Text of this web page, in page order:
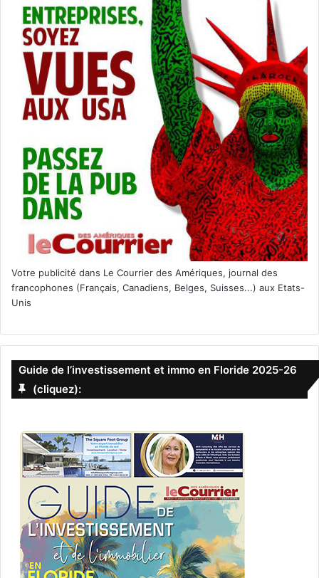
Votre publicité dans Le Courrier des Amériques, journal des
francophones (Français, Canadiens, Belges, Suisses...) aux Etats-
Unis
Guide de l’investissement et immo en Floride 2025-26
(cliquez):